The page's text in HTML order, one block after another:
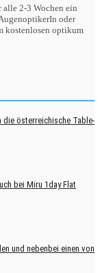
2-3 Wochen ein
oder
kostenlosen optikum
die österreichische Table-
bei Miru 1day Flat
und nebenbei einen von